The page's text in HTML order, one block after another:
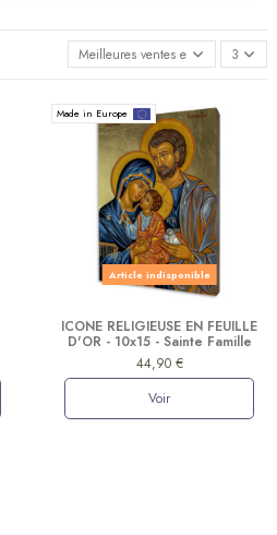
Meilleures ventes en premier
3
Made in Europe
Article indisponible
ICONE RELIGIEUSE EN FEUILLE
D'OR - 10x15 - Sainte Famille
44,90 €
Voir